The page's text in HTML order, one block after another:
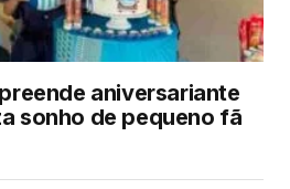
aniversariante
sonho de pequeno fã